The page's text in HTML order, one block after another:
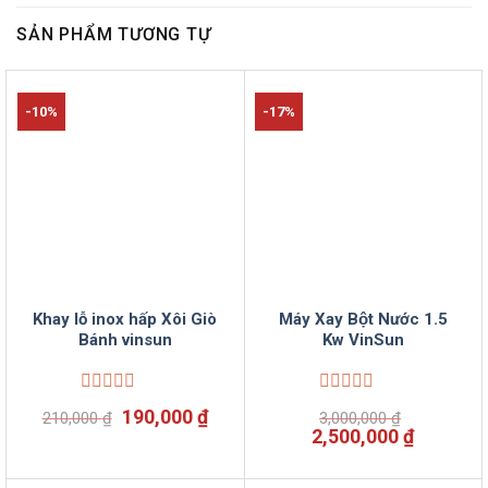
SẢN PHẨM TƯƠNG TỰ
-10%
Khay lỗ inox hấp Xôi Giò
Bánh vinsun
Được
xếp
5
210,000₫ Giá
210,000 ₫.
190,000₫Giá
hiện
là:
-17%
Máy Xay Bột Nước 1.5
Kw VinSun
xếp
hạng
5
3,000,000₫
Giá
gốc
là:
2,500,000₫Giá
hiện
tại